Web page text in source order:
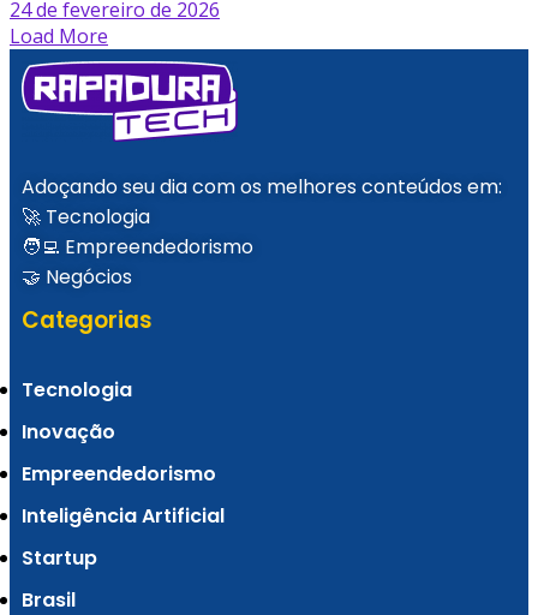
24 de fevereiro de 2026
Load More
Adoçando seu dia com os melhores conteúdos em:
🚀 Tecnologia
🧑‍💻 Empreendedorismo
🤝 Negócios
Categorias
Tecnologia
Inovação
Empreendedorismo
Inteligência Artificial
Startup
Brasil